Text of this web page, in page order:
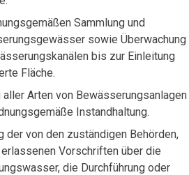
Sammlung und
sowie Überwachung
bis zur Einleitung
Fläche.
Arten von Bewässerungsanlagen
Instandhaltung.
der von den zuständigen Behörden,
Vorschriften über die
die Durchführung oder